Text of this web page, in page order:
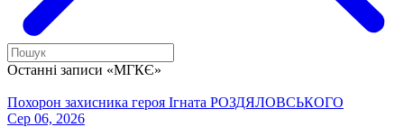
Останні записи «МГКЄ»
Похорон захисника героя Ігната РОЗДЯЛОВСЬКОГО
Сер 06, 2026